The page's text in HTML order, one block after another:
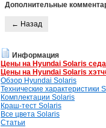
Дополнительные
← Назад
Информация
Цены на Hyundai Solaris
Цены на Hyundai Solaris
Обзор Hyundai Solaris
Технические характеристики
Комплектации Solaris
Краш-тест Solaris
Все цвета Solaris
Статьи